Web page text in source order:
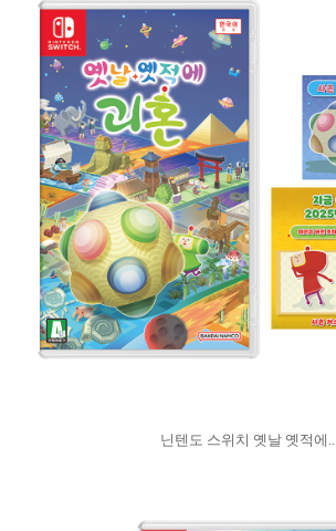
닌텐도 스위치 옛날 옛적에..